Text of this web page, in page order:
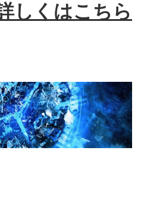
しくはこちら